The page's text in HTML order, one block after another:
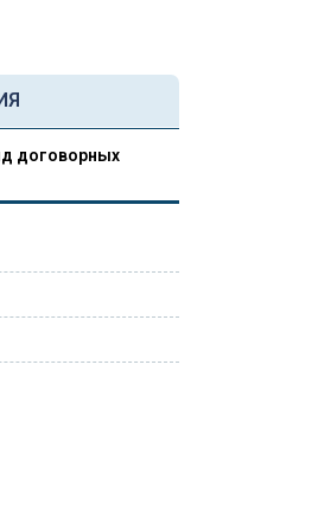
договорных